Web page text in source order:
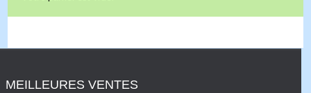
MEILLEURES VENTES